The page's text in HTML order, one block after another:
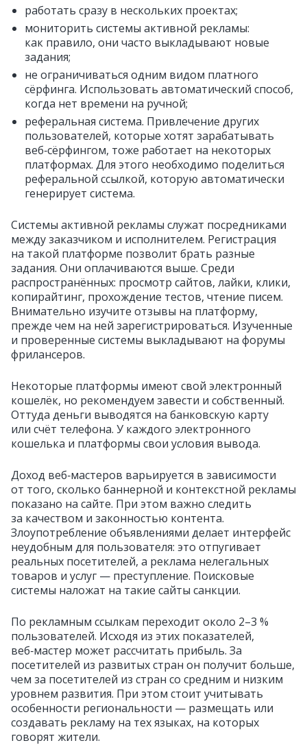
работать сразу в нескольких проектах;
мониторить системы активной рекламы:
как правило, они часто выкладывают новые
задания;
не ограничиваться одним видом платного
сёрфинга. Использовать автоматический способ,
когда нет времени на ручной;
реферальная система. Привлечение других
пользователей, которые хотят зарабатывать
веб‑сёрфингом, тоже работает на некоторых
платформах. Для этого необходимо поделиться
реферальной ссылкой, которую автоматически
генерирует система.
Системы активной рекламы служат посредниками
между заказчиком и исполнителем. Регистрация
на такой платформе позволит брать разные
задания. Они оплачиваются выше. Среди
распространённых: просмотр сайтов, лайки, клики,
копирайтинг, прохождение тестов, чтение писем.
Внимательно изучите отзывы на платформу,
прежде чем на ней зарегистрироваться. Изученные
и проверенные системы выкладывают на форумы
фрилансеров.
Некоторые платформы имеют свой электронный
кошелёк, но рекомендуем завести и собственный.
Оттуда деньги выводятся на банковскую карту
или счёт телефона. У каждого электронного
кошелька и платформы свои условия вывода.
Доход веб‑мастеров варьируется в зависимости
от того, сколько баннерной и контекстной рекламы
показано на сайте. При этом важно следить
за качеством и законностью контента.
Злоупотребление объявлениями делает интерфейс
неудобным для пользователя: это отпугивает
реальных посетителей, а реклама нелегальных
товаров и услуг — преступление. Поисковые
системы наложат на такие сайты санкции.
По рекламным ссылкам переходит около 2–3 %
пользователей. Исходя из этих показателей,
веб‑мастер может рассчитать прибыль. За
посетителей из развитых стран он получит больше,
чем за посетителей из стран со средним и низким
уровнем развития. При этом стоит учитывать
особенности региональности — размещать или
создавать рекламу на тех языках, на которых
говорят жители.